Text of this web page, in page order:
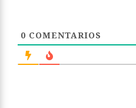
0 COMENTARIOS